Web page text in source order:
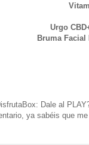
Urgo
Bruma Facial
Dale al
ya sabéis que